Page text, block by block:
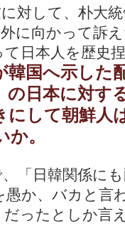
対して、朴大
に向かって訴
日本人を歴史
韓国へ示した
の日本に対す
にして朝鮮人
。
「日韓関係に
か、バカと言
ったとしか言